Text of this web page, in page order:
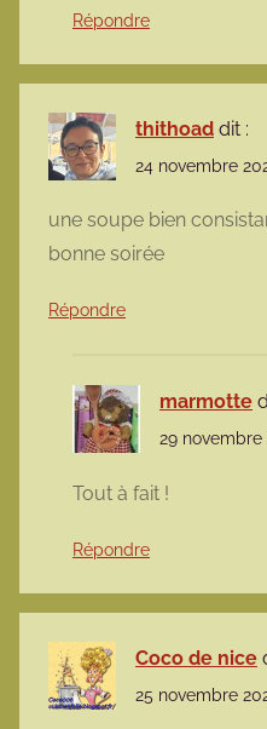
Répondre
thithoad dit :
24 novembre
une soupe bien
bonne soirée
Répondre
marmotte
29 novembre
Tout à fait !
Répondre
Coco de nice
25 novembre